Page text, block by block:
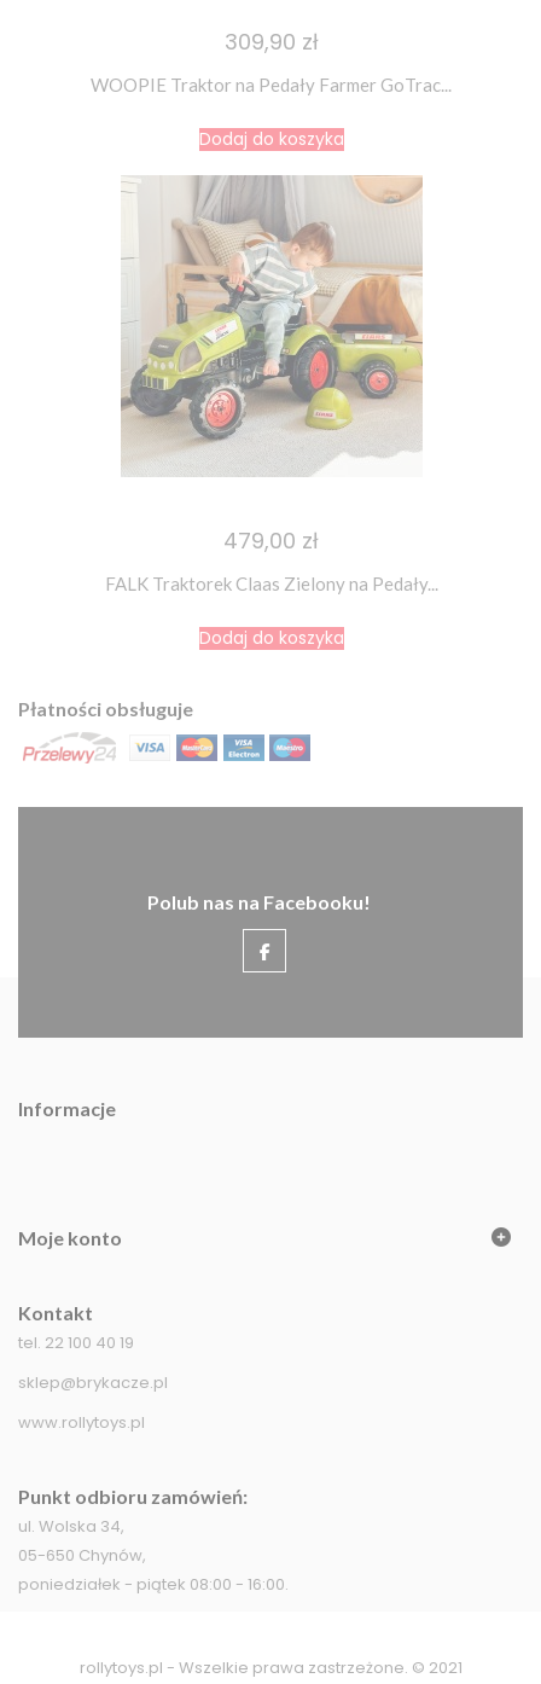
309,90 zł
WOOPIE Traktor na Pedały Farmer GoTrac...
Dodaj do koszyka
479,00 zł
FALK Traktorek Claas Zielony na Pedały...
Dodaj do koszyka
Płatności obsługuje
Polub nas na Facebooku!
Informacje
Moje konto
Kontakt
tel. 22 100 40 19
sklep@brykacze.pl
www.rollytoys.pl
Punkt odbioru zamówień:
ul. Wolska 34,
05-650 Chynów,
poniedziałek - piątek 08:00 - 16:00.
rollytoys.pl - Wszelkie prawa zastrzeżone. © 2021